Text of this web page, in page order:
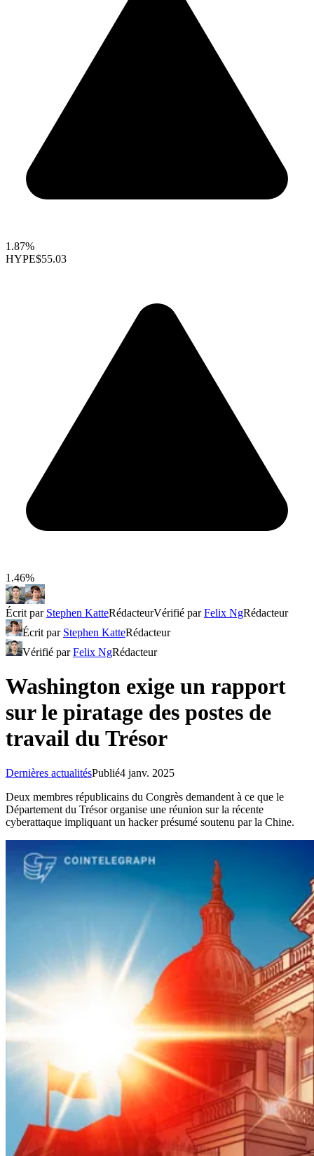
1.87%
HYPE$55.03
1.46%
Écrit par Stephen KatteRédacteurVérifié parFelix NgRédacteur
Écrit par Stephen KatteRédacteur
Vérifié parFelix NgRédacteur
Washington exige un rapport
sur le piratage des postes de
travail du Trésor
Dernières actualitésPublié4 janv. 2025
Deux membres républicains du Congrès demandent à ce que le
Département du Trésor organise une réunion sur la récente
cyberattaque impliquant un hacker présumé soutenu par la Chine.